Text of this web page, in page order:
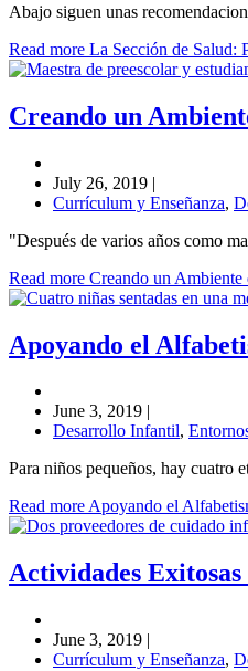
Abajo siguen unas
Read more La Sección de Salud:
Creando un
July 26, 2019 |
Currículum y Enseñanza,
"Después de varios años como
Read more Creando un
Apoyando el
June 3, 2019
Desarrollo Infantil,
Para niños pequeños, hay cuatro
Read more Apoyando el
Actividades
June 3, 2019 |
Currículum y Enseñanza,